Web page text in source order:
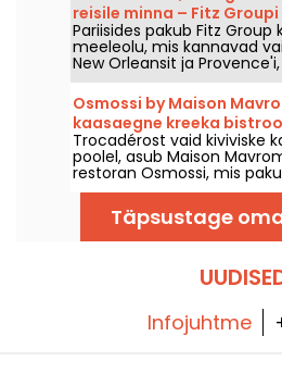
esiletõstetud.
reisile minna – Fitz
Pariisides pakub Fitz Group
meeleolu, mis kannavad
New Orleansit ja
– Ooperist Eiffeli torni
oma terrassiga, pakub
peatuspaika, ilma
Osmossi by Maison
kaasaegne kreeka
maitsetega
Trocadérost vaid kiviviske
poolel, asub Maison
restoran Osmossi, mis
kreeka kööki elegantses
armastate Vahemere
viia oma maitsemeeli
Täpsustage
Infojuhtme